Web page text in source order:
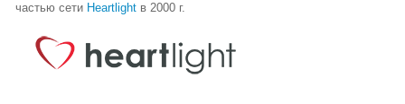
частью сети Heartlight в 2000 г.